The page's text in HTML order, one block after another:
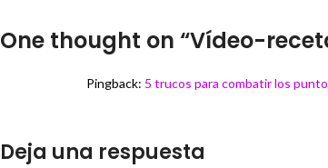
One thought on “Vídeo-
Pingback: 5 trucos para combatir los
Deja una respuesta